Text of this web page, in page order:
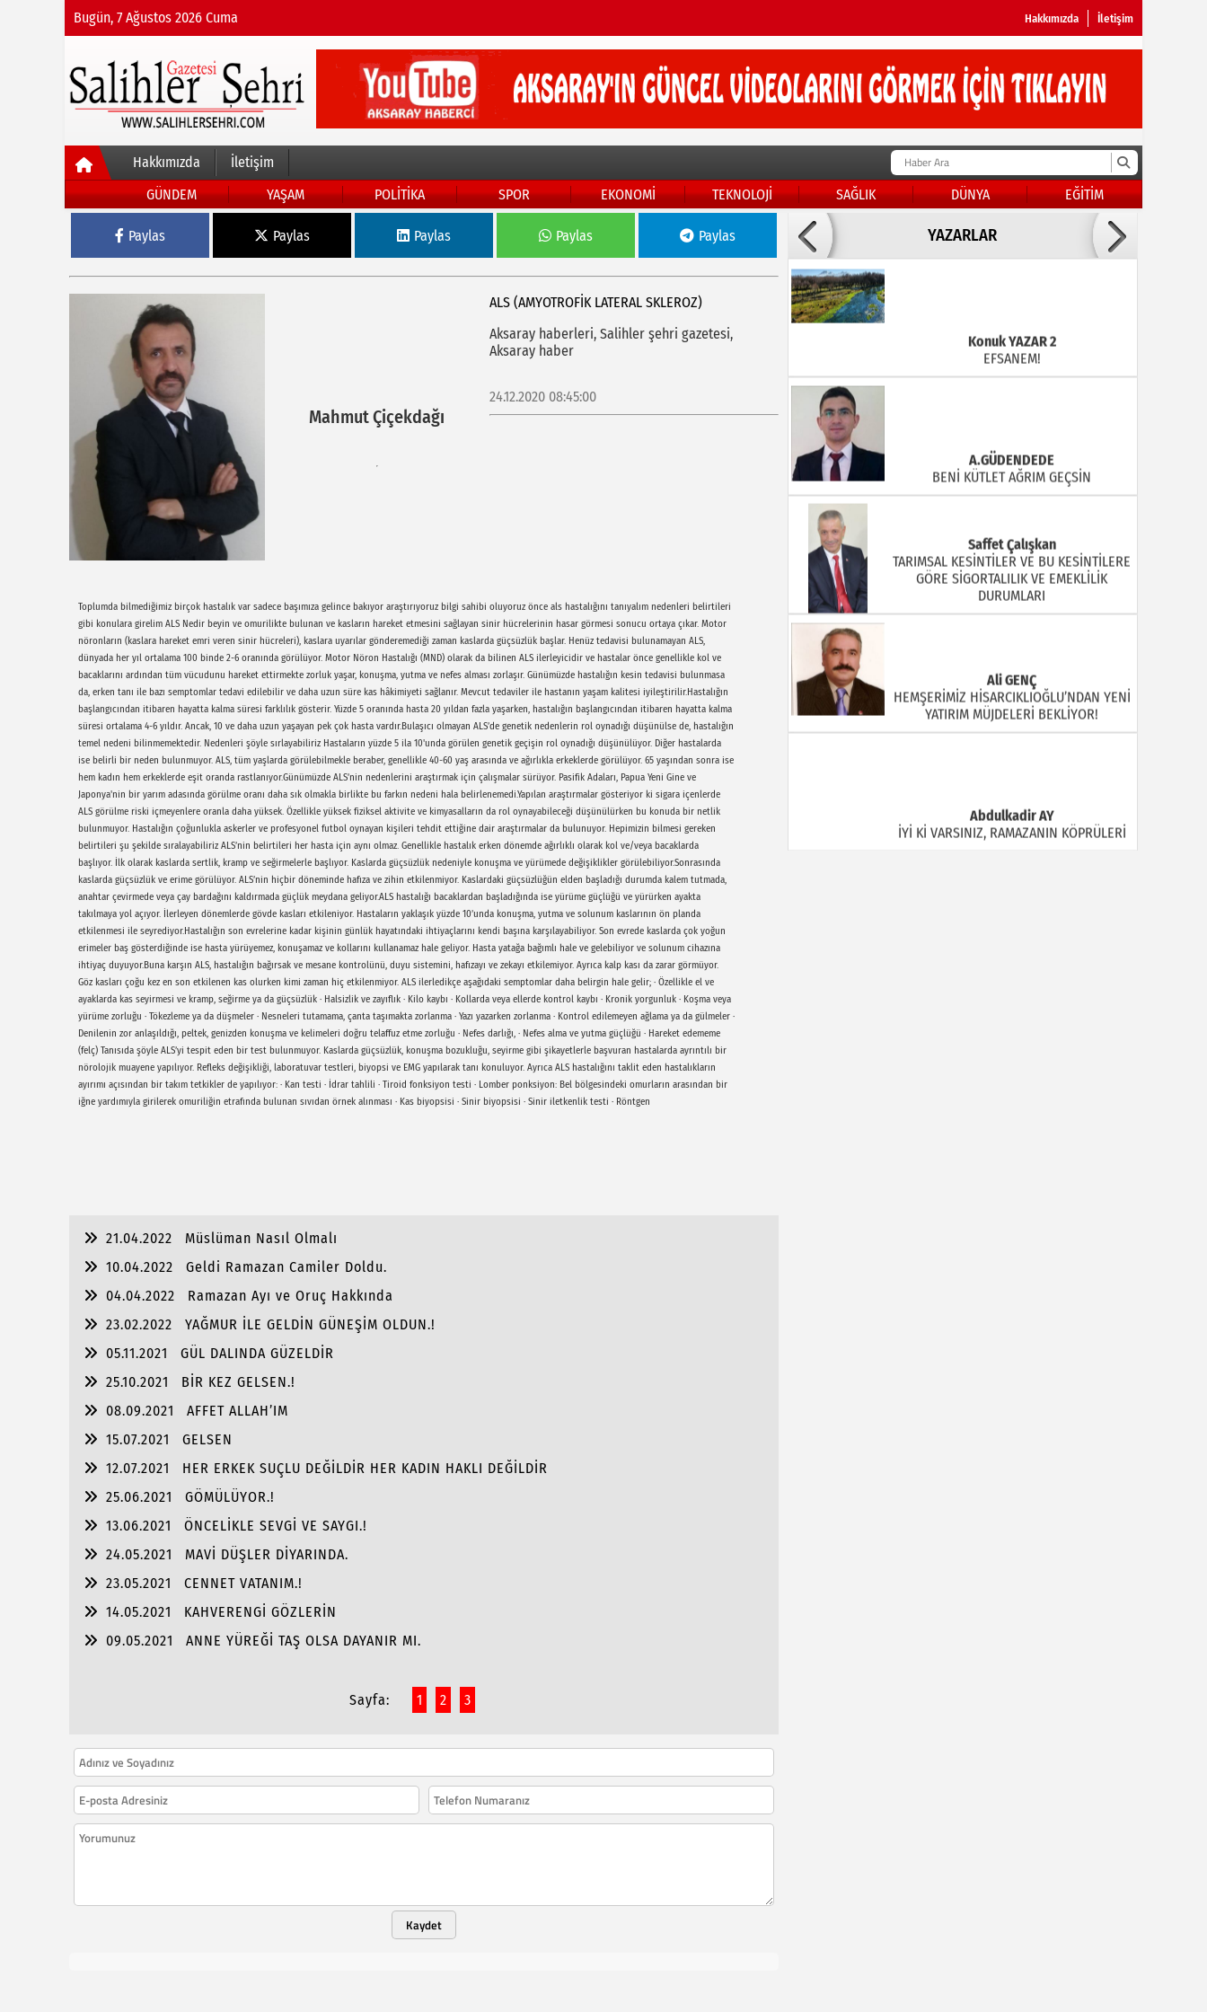
Bugün, 7 Ağustos 2026 Cuma Hakkımızda İletişim
Hakkımızda
İletişim
GÜNDEM
YAŞAM POLİTİKA SPOR EKONOMİ TEKNOLOJİ SAĞLIK DÜNYA EĞİTİM
Paylas Paylas Paylas Paylas Paylas
Mahmut Çiçekdağı
ALS (AMYOTROFIK LATERAL SKLEROZ)
Aksaray haberleri, Salihler şehri gazetesi,
Aksaray haber
24.12.2020 08:45:00
Toplumda bilmediğimiz birçok hastalık var sadece başımıza gelince bakıyor araştırıyoruz bilgi sahibi oluyoruz önce als hastalığını tanıyalım nedenleri belirtileri
gibi konulara girelim ALS Nedir beyin ve omurilikte bulunan ve kasların hareket etmesini sağlayan sinir hücrelerinin hasar görmesi sonucu ortaya çıkar. Motor
nöronların (kaslara hareket emri veren sinir hücreleri), kaslara uyarılar gönderemediği zaman kaslarda güçsüzlük başlar. Henüz tedavisi bulunamayan ALS,
dünyada her yıl ortalama 100 binde 2-6 oranında görülüyor. Motor Nöron Hastalığı (MND) olarak da bilinen ALS ilerleyicidir ve hastalar önce genellikle kol ve
bacaklarını ardından tüm vücudunu hareket ettirmekte zorluk yaşar, konuşma, yutma ve nefes alması zorlaşır. Günümüzde hastalığın kesin tedavisi bulunmasa
da, erken tanı ile bazı semptomlar tedavi edilebilir ve daha uzun süre kas hâkimiyeti sağlanır. Mevcut tedaviler ile hastanın yaşam kalitesi iyileştirilir.Hastalığın
başlangıcından itibaren hayatta kalma süresi farklılık gösterir. Yüzde 5 oranında hasta 20 yıldan fazla yaşarken, hastalığın başlangıcından itibaren hayatta kalma
süresi ortalama 4-6 yıldır. Ancak, 10 ve daha uzun yaşayan pek çok hasta vardır.Bulaşıcı olmayan ALS’de genetik nedenlerin rol oynadığı düşünülse de, hastalığın
temel nedeni bilinmemektedir. Nedenleri şöyle sırlayabiliriz Hastaların yüzde 5 ila 10'unda görülen genetik geçişin rol oynadığı düşünülüyor. Diğer hastalarda
ise belirli bir neden bulunmuyor. ALS, tüm yaşlarda görülebilmekle beraber, genellikle 40-60 yaş arasında ve ağırlıkla erkeklerde görülüyor. 65 yaşından sonra ise
hem kadın hem erkeklerde eşit oranda rastlanıyor.Günümüzde ALS’nin nedenlerini araştırmak için çalışmalar sürüyor. Pasifik Adaları, Papua Yeni Gine ve
Japonya'nin bir yarım adasında görülme oranı daha sık olmakla birlikte bu farkın nedeni hala belirlenemedi.Yapılan araştırmalar gösteriyor ki sigara içenlerde
ALS görülme riski içmeyenlere oranla daha yüksek. Özellikle yüksek fiziksel aktivite ve kimyasalların da rol oynayabileceği düşünülürken bu konuda bir netlik
bulunmuyor. Hastalığın çoğunlukla askerler ve profesyonel futbol oynayan kişileri tehdit ettiğine dair araştırmalar da bulunuyor. Hepimizin bilmesi gereken
belirtileri şu şekilde sıralayabiliriz ALS’nin belirtileri her hasta için aynı olmaz. Genellikle hastalık erken dönemde ağırlıklı olarak kol ve/veya bacaklarda
başlıyor. İlk olarak kaslarda sertlik, kramp ve seğirmelerle başlıyor. Kaslarda güçsüzlük nedeniyle konuşma ve yürümede değişiklikler görülebiliyor.Sonrasında
kaslarda güçsüzlük ve erime görülüyor. ALS’nin hiçbir döneminde hafıza ve zihin etkilenmiyor. Kaslardaki güçsüzlüğün elden başladığı durumda kalem tutmada,
anahtar çevirmede veya çay bardağını kaldırmada güçlük meydana geliyor.ALS hastalığı bacaklardan başladığında ise yürüme güçlüğü ve yürürken ayakta
takılmaya yol açıyor. İlerleyen dönemlerde gövde kasları etkileniyor. Hastaların yaklaşık yüzde 10’unda konuşma, yutma ve solunum kaslarının ön planda
etkilenmesi ile seyrediyor.Hastalığın son evrelerine kadar kişinin günlük hayatındaki ihtiyaçlarını kendi başına karşılayabiliyor. Son evrede kaslarda çok yoğun
erimeler baş gösterdiğinde ise hasta yürüyemez, konuşamaz ve kollarını kullanamaz hale geliyor. Hasta yatağa bağımlı hale ve gelebiliyor ve solunum cihazına
ihtiyaç duyuyor.Buna karşın ALS, hastalığın bağırsak ve mesane kontrolünü, duyu sistemini, hafızayı ve zekayı etkilemiyor. Ayrıca kalp kası da zarar görmüyor.
Göz kasları çoğu kez en son etkilenen kas olurken kimi zaman hiç etkilenmiyor. ALS ilerledikçe aşağıdaki semptomlar daha belirgin hale gelir; · Özellikle el ve
ayaklarda kas seyirmesi ve kramp, seğirme ya da güçsüzlük · Halsizlik ve zayıflık · Kilo kaybı · Kollarda veya ellerde kontrol kaybı · Kronik yorgunluk · Koşma veya
yürüme zorluğu · Tökezleme ya da düşmeler · Nesneleri tutamama, çanta taşımakta zorlanma · Yazı yazarken zorlanma · Kontrol edilemeyen ağlama ya da gülmeler ·
Denilenin zor anlaşıldığı, peltek, genizden konuşma ve kelimeleri doğru telaffuz etme zorluğu · Nefes darlığı, · Nefes alma ve yutma güçlüğü · Hareket edememe
(felç) Tanısıda şöyle ALS’yi tespit eden bir test bulunmuyor. Kaslarda güçsüzlük, konuşma bozukluğu, seyirme gibi şikayetlerle başvuran hastalarda ayrıntılı bir
nörolojik muayene yapılıyor. Refleks değişikliği, laboratuvar testleri, biyopsi ve EMG yapılarak tanı konuluyor. Ayrıca ALS hastalığını taklit eden hastalıkların
ayırımı açısından bir takım tetkikler de yapılıyor: · Kan testi · İdrar tahlili · Tiroid fonksiyon testi · Lomber ponksiyon: Bel bölgesindeki omurların arasından bir
iğne yardımıyla girilerek omuriliğin etrafında bulunan sıvıdan örnek alınması · Kas biyopsisi · Sinir biyopsisi · Sinir iletkenlik testi · Röntgen
21.04.2022
Müslüman Nasıl Olmalı
10.04.2022
Geldi Ramazan Camiler Doldu.
04.04.2022
Ramazan Ayı ve Oruç Hakkında
23.02.2022
YAĞMUR İLE GELDİN GÜNEŞİM OLDUN.!
05.11.2021
GÜL DALINDA GÜZELDİR
25.10.2021
BİR KEZ GELSEN.!
08.09.2021
AFFET ALLAH’IM
15.07.2021
GELSEN
12.07.2021
HER ERKEK SUÇLU DEĞİLDİR HER KADIN HAKLI DEĞİLDİR
25.06.2021
GÖMÜLÜYOR.!
13.06.2021
ÖNCELİKLE SEVGİ VE SAYGI.!
24.05.2021
MAVİ DÜŞLER DİYARINDA.
23.05.2021
CENNET VATANIM.!
14.05.2021
KAHVERENGİ GÖZLERİN
09.05.2021
ANNE YÜREĞİ TAŞ OLSA DAYANIR MI.
Sayfa: 1 2 3
Kaydet
YAZARLAR
KADER DİYEMEZSİN SEN KENDİN ETTİN
Konuk YAZAR 2
EFSANEM!
A.GÜDENDEDE
BENİ KÜTLET AĞRIM GEÇSİN
Saffet Çalışkan
TARIMSAL KESİNTİLER VE BU KESİNTİLERE
GÖRE SİGORTALILIK VE EMEKLİLİK
DURUMLARI
Ali GENÇ
HEMŞERİMİZ HİSARCIKLIOĞLU’NDAN YENİ
YATIRIM MÜJDELERİ BEKLİYOR!
Abdulkadir AY
İYİ Kİ VARSINIZ, RAMAZANIN KÖPRÜLERİ